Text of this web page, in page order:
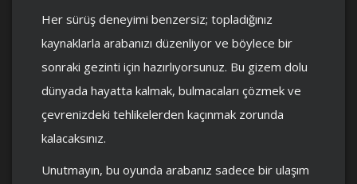
Her sürüş deneyimi benzersiz; topladığınız
kaynaklarla arabanızı düzenliyor ve böylece bir
sonraki gezinti için hazırlıyorsunuz. Bu gizem dolu
dünyada hayatta kalmak, bulmacaları çözmek ve
çevrenizdeki tehlikelerden kaçınmak zorunda
kalacaksınız.
Unutmayın, bu oyunda arabanız sadece bir ulaşım